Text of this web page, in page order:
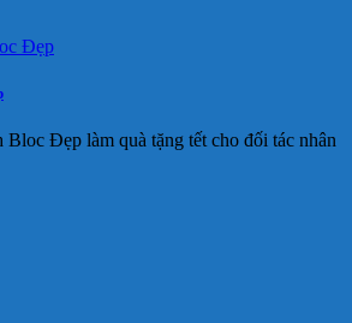
Đẹp làm quà tặng tết cho đối tác nhân